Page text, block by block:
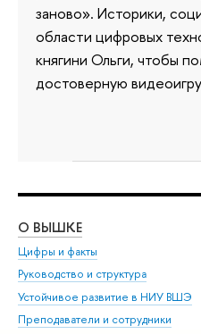
заново». Историки,
области цифровых
княгини Ольги, чтобы
достоверную
О ВЫШКЕ
Цифры и факты
Руководство и структура
Устойчивое развитие в НИУ ВШЭ
Преподаватели и сотрудники